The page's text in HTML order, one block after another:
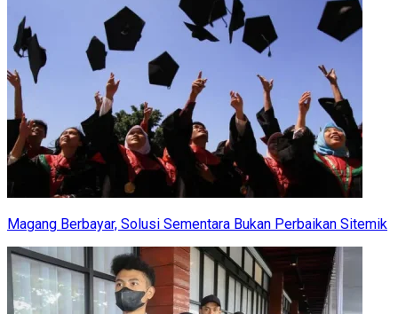
Magang Berbayar, Solusi Sementara Bukan Perbaikan Sitemik